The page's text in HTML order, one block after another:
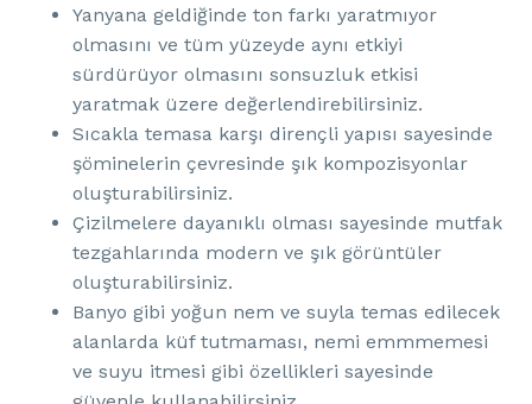
Yanyana geldiğinde ton farkı yaratmıyor
olmasını ve tüm yüzeyde aynı etkiyi
sürdürüyor olmasını sonsuzluk etkisi
yaratmak üzere değerlendirebilirsiniz.
Sıcakla temasa karşı dirençli yapısı sayesinde
şöminelerin çevresinde şık kompozisyonlar
oluşturabilirsiniz.
Çizilmelere dayanıklı olması sayesinde mutfak
tezgahlarında modern ve şık görüntüler
oluşturabilirsiniz.
Banyo gibi yoğun nem ve suyla temas edilecek
alanlarda küf tutmaması, nemi emmmemesi
ve suyu itmesi gibi özellikleri sayesinde